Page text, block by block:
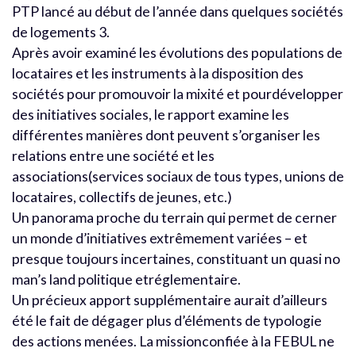
PTP lancé au début de l’année dans quelques sociétés
de logements 3.
Après avoir examiné les évolutions des populations de
locataires et les instruments à la disposition des
sociétés pour promouvoir la mixité et pourdévelopper
des initiatives sociales, le rapport examine les
différentes manières dont peuvent s’organiser les
relations entre une société et les
associations(services sociaux de tous types, unions de
locataires, collectifs de jeunes, etc.)
Un panorama proche du terrain qui permet de cerner
un monde d’initiatives extrêmement variées – et
presque toujours incertaines, constituant un quasi no
man’s land politique etréglementaire.
Un précieux apport supplémentaire aurait d’ailleurs
été le fait de dégager plus d’éléments de typologie
des actions menées. La missionconfiée à la FEBUL ne